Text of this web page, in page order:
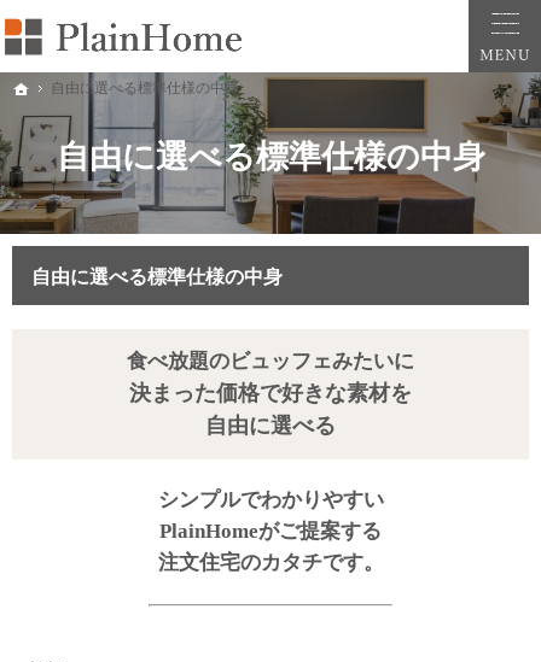
自由に選べる標準仕様の中身
大阪・堺市での新築一戸建ては工務店の「PlainHome平原建築工房」へおまかせ。自然
堺市をはじめ大阪府全域での新築注文住宅ならプレインホームへ。自然素材の心地よさ
自由に選べる標準仕様の中身
食べ放題のビュッフェみたいに
決まった価格で好きな素材を
自由に選べる
シンプルでわかりやすい
PlainHomeがご提案する
注文住宅のカタチです。
ホーム
自由に選べる標準仕様の中身